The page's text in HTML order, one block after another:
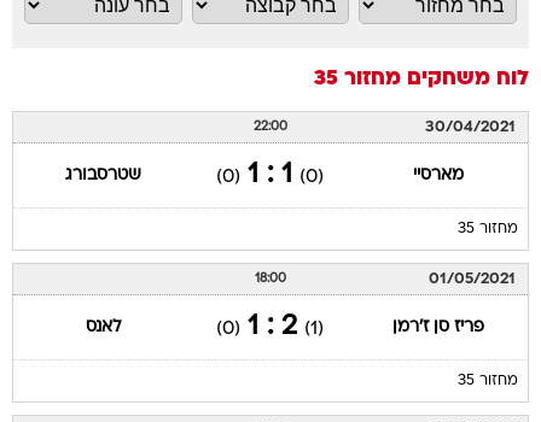
לוח משחקים מחזור 35
30/04/2021
22:00
מארסיי (0)
1 : 1
(0) שטרסבורג
מחזור 35
01/05/2021
18:00
פריז סן ז'רמן (1)
2 : 1
(0) לאנס
מחזור 35